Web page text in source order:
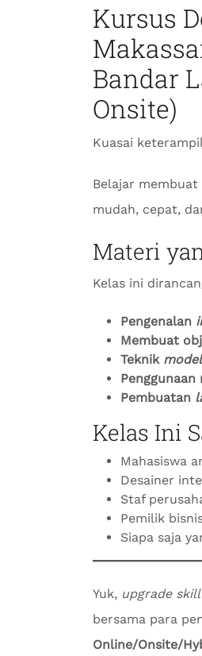
Kursus
Bandar
Onsite)
Kuasai
Belajar
mudah, cepat,
Materi
Kelas ini
Pengenalan
Membuat
Teknik
Pembuatan
Kelas Ini
Mahasiswa
Desainer
Staf
Pemilik
Siapa saja
Yuk, upgrade skill
bersama para
Online/Onsite/